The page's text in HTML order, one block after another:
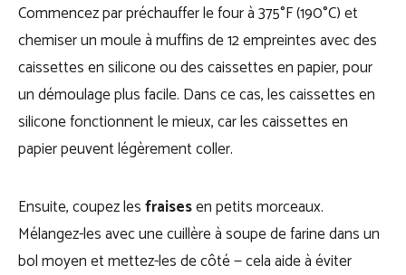
Commencez par préchauffer le four à 375°F (190°C) et
chemiser un moule à muffins de 12 empreintes avec des
caissettes en silicone ou des caissettes en papier, pour
un démoulage plus facile. Dans ce cas, les caissettes en
silicone fonctionnent le mieux, car les caissettes en
papier peuvent légèrement coller.
Ensuite, coupez lesfraisesen petits morceaux.
Mélangez-les avec une cuillère à soupe de farine dans un
bol moyen et mettez-les de côté — cela aide à éviter